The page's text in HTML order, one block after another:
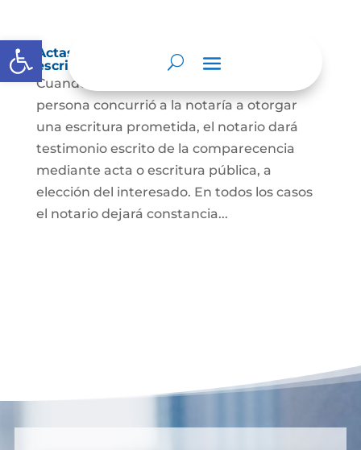
Abrir barra de herramientas
Actas de comparecencia para otorgar
escritura pública
Cuando se trate de comprobar que una
persona concurrió a la notaría a otorgar
una escritura prometida, el notario dará
testimonio escrito de la comparecencia
mediante acta o escritura pública, a
elección del interesado. En todos los casos
el notario dejará constancia...